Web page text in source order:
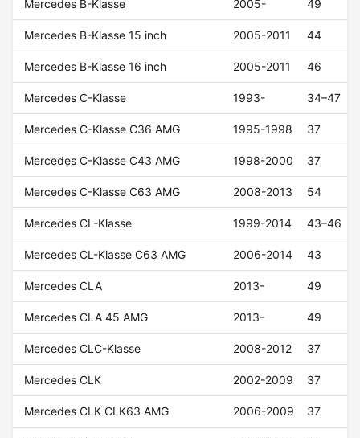
Mercedes B-Klasse 2005- 49
Mercedes B-Klasse 15 inch 2005-2011 44
Mercedes B-Klasse 16 inch 2005-2011 46
Mercedes C-Klasse 1993- 34–47
Mercedes C-Klasse C36 AMG 1995-1998 37
Mercedes C-Klasse C43 AMG 1998-2000 37
Mercedes C-Klasse C63 AMG 2008-2013 54
Mercedes CL-Klasse 1999-2014 43–46
Mercedes CL-Klasse C63 AMG 2006-2014 43
Mercedes CLA 2013- 49
Mercedes CLA 45 AMG 2013- 49
Mercedes CLC-Klasse 2008-2012 37
Mercedes CLK 2002-2009 37
Mercedes CLK CLK63 AMG 2006-2009 37